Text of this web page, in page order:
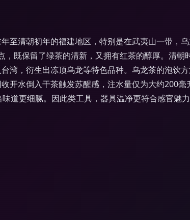
至清朝初年的福建地区，特别是在武夷山一带，
，既保留了绿茶的清新，又拥有红茶的醇厚。清朝
湾，衍生出冻顶乌龙等特色品种。乌龙茶的泡饮
开水倒入干茶触发苏醒感，注水量仅为大约200毫
道更细腻。因此类工具，器具温净更符合感官魅